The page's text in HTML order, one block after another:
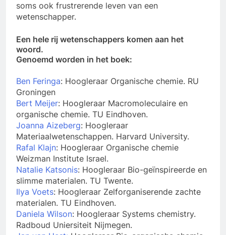
soms ook frustrerende leven van een
wetenschapper.
Een hele rij wetenschappers komen aan het
woord.
Genoemd worden in het boek:
Ben Feringa: Hoogleraar Organische chemie. RU
Groningen
Bert Meijer: Hoogleraar Macromoleculaire en
organische chemie. TU Eindhoven.
Joanna Aizeberg: Hoogleraar
Materiaalwetenschappen. Harvard University.
Rafal Klajn: Hoogleraar Organische chemie
Weizman Institute Israel.
Natalie Katsonis: Hoogleraar Bio-geïnspireerde en
slimme materialen. TU Twente.
Ilya Voets: Hoogleraar Zelforganiserende zachte
materialen. TU Eindhoven.
Daniela Wilson: Hoogleraar Systems chemistry.
Radboud Uniersiteit Nijmegen.